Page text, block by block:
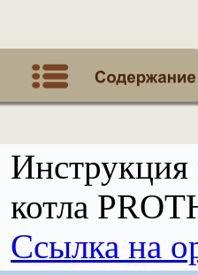
котла
Ссылка на